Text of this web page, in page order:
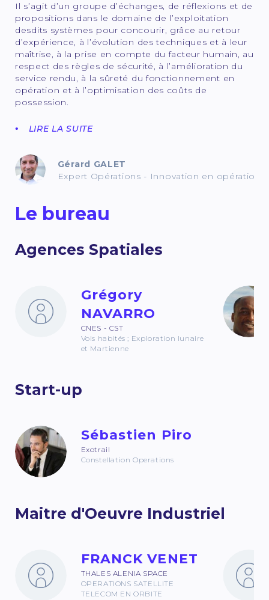
Il s’agit d’un groupe d’échanges, de réflexions et de
propositions dans le domaine de l’exploitation
desdits systèmes pour concourir, grâce au retour
d’expérience, à l’évolution des techniques et à leur
maîtrise, à la prise en compte du facteur humain, au
respect des règles de sécurité, à l’amélioration du
service rendu, à la sûreté du fonctionnement en
opération et à l’optimisation des coûts de
possession.
LIRE LA SUITE
Gérard GALET
Expert Opérations - Innovation en opérations
Le bureau
Agences Spatiales
Grégory
NAVARRO
CNES - CST
Vols habités ; Exploration lunaire
et Martienne
Start-up
Sébastien Piro
Exotrail
Constellation Operations
Maitre d'Oeuvre Industriel
FRANCK VENET
THALES ALENIA SPACE
OPERATIONS SATELLITE
TELECOM EN ORBITE